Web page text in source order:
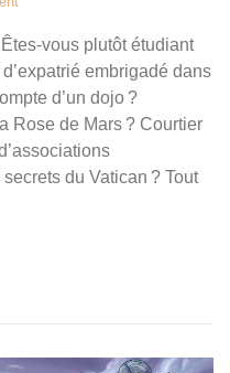
vous plutôt étudiant
embrigadé dans
d’un dojo ?
Rose de Mars ? Courtier
du Vatican ? Tout